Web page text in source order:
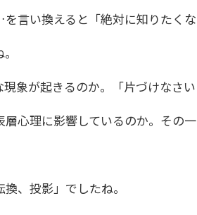
言い換えると「絶対に知りたくな
象が起きるのか。「片づけなさ
心理に影響しているのか。その一
、投影」でしたね。